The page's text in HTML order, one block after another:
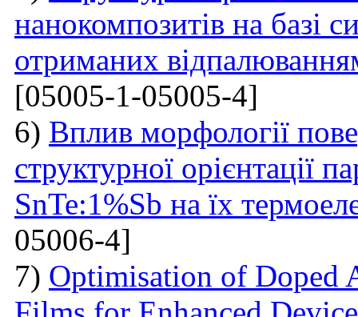
нанокомпозитів на базі
отриманих
[05005-1-05005-4]
6) Вплив морфології
структурної орієнтації
SnTe:1%Sb на їх
05006-4]
7) Optimisation of Doped